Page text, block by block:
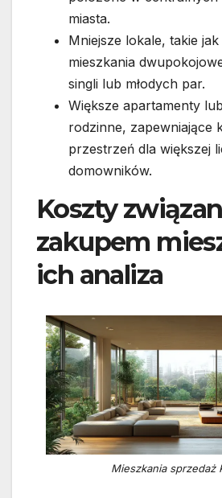
miasta.
Mniejsze lokale, takie
mieszkania
singli lub młodych par.
Większe apartamenty
rodzinne, zapewniające
przestrzeń dla większej
domowników.
Koszty
zakupem
ich analiza
Mieszkania sprzedaż